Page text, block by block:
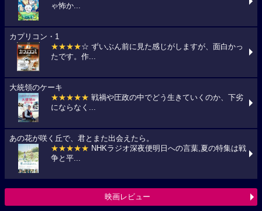
ゃ怖か...
カプリコン・1
★★★★☆ ずいぶん前に見た感じがしますが、面白かっ
たです。作...
大統領のケーキ
★★★★★ 戦禍や圧政の中でどう生きていくのか、下劣
にならなく...
あの花が咲く丘で、君とまた出会えたら。
★★★★★ NHKラジオ深夜便明日への言葉,夏の特集は戦
争と平...
映画レビュー